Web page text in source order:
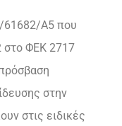
61682/Α5 που
στο ΦΕΚ 2717
στην
στις ειδικές